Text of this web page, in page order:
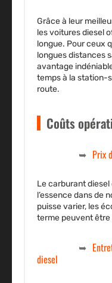
Grâce à leur
les voitures diesel
longue. Pour ceux
longues distances
avantage
temps à la station-
route.
Coûts
Prix
Lecarburant diesel
l’essence dans de
puisse varier, les
terme peuvent
diesel